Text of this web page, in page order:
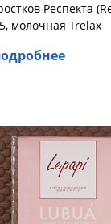
Респекта
молочная Trelax